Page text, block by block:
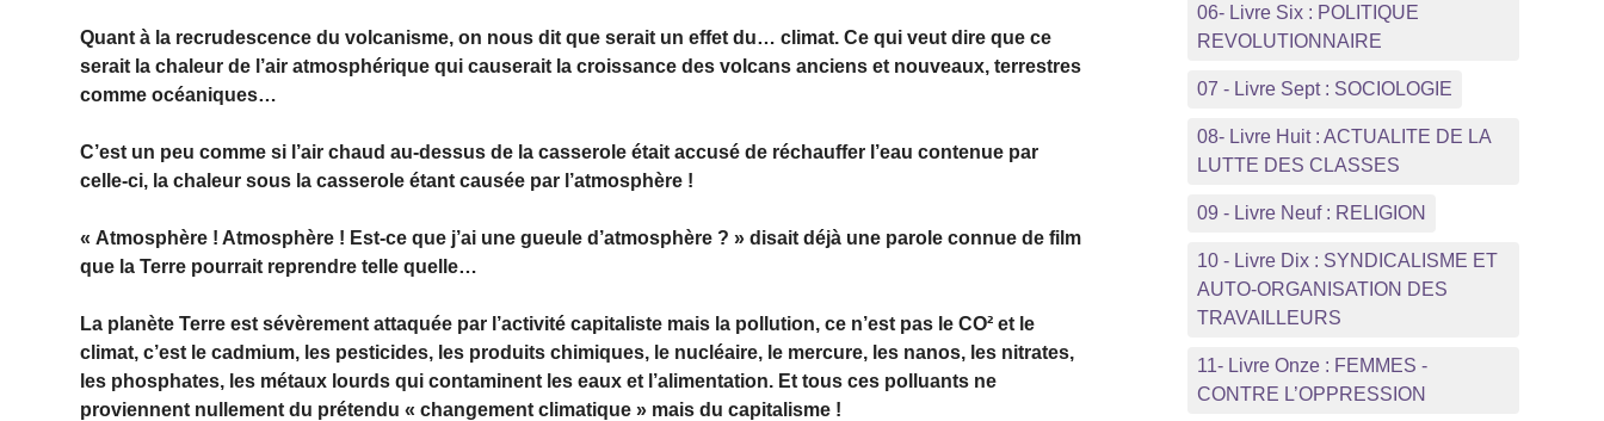
Quant à la recrudescence du volcanisme, on nous dit que serait un effet du… climat. Ce qui veut dire que ce
serait la chaleur de l’air atmosphérique qui causerait la croissance des volcans anciens et nouveaux, terrestres
comme océaniques…
C’est un peu comme si l’air chaud au-dessus de la casserole était accusé de réchauffer l’eau contenue par
celle-ci, la chaleur sous la casserole étant causée par l’atmosphère !
« Atmosphère ! Atmosphère ! Est-ce que j’ai une gueule d’atmosphère ? » disait déjà une parole connue de film
que la Terre pourrait reprendre telle quelle…
La planète Terre est sévèrement attaquée par l’activité capitaliste mais la pollution, ce n’est pas le CO² et le
climat, c’est le cadmium, les pesticides, les produits chimiques, le nucléaire, le mercure, les nanos, les nitrates,
les phosphates, les métaux lourds qui contaminent les eaux et l’alimentation. Et tous ces polluants ne
proviennent nullement du prétendu « changement climatique » mais du capitalisme !
06- Livre Six : POLITIQUE
REVOLUTIONNAIRE
07 - Livre Sept : SOCIOLOGIE
08- Livre Huit : ACTUALITE DE LA
LUTTE DES CLASSES
09 - Livre Neuf : RELIGION
10 - Livre Dix : SYNDICALISME ET
AUTO-ORGANISATION DES
TRAVAILLEURS
11- Livre Onze : FEMMES -
CONTRE L’OPPRESSION